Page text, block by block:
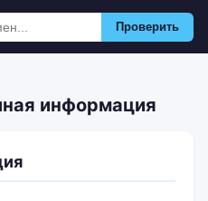
Проверить
информация